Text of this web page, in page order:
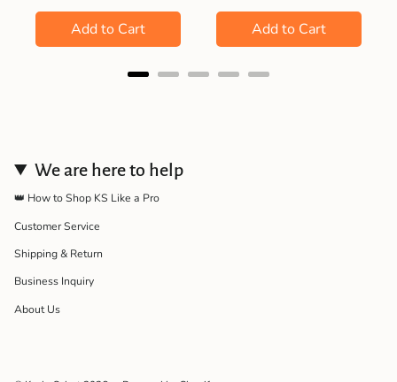
Add to Cart Add to Cart
We are here to help
👑 How to Shop KS Like a Pro
Customer Service
Shipping & Return
Business Inquiry
About Us